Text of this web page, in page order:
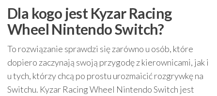
Dla kogo jest Kyzar Racing
Wheel Nintendo Switch?
To rozwiązanie sprawdzi się zarówno u osób, które
dopiero zaczynają swoją przygodę z kierownicami, jak i
u tych, którzy chcą po prostu urozmaicić rozgrywkę na
Switchu. Kyzar Racing Wheel Nintendo Switch jest